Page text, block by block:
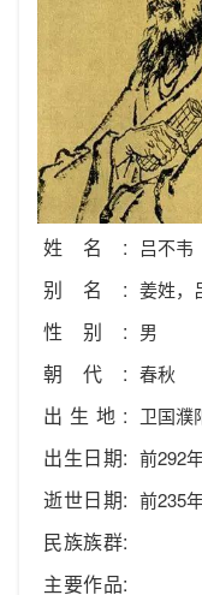
姓名: 吕不韦
别名: 姜姓，
性别: 男
朝代: 春秋
出生地: 卫国濮
出生日期: 前292
逝世日期: 前235
民族族群:
主要作品: